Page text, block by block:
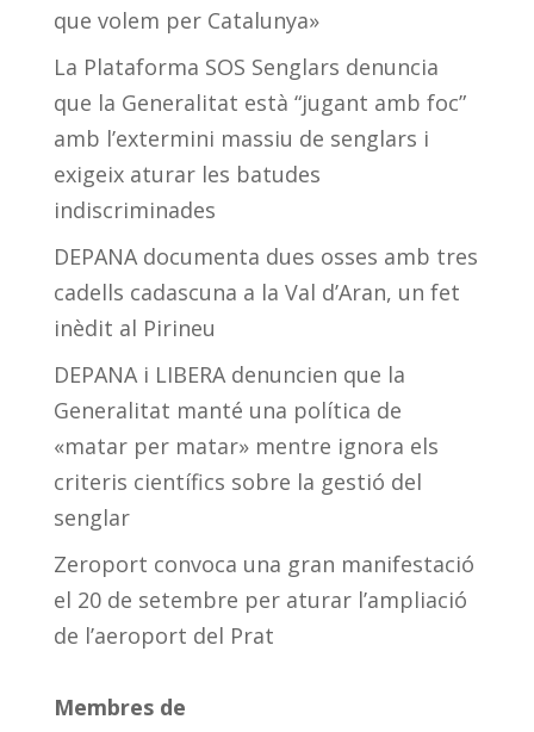
que volem per Catalunya»
La Plataforma SOS Senglars denuncia
que la Generalitat està “jugant amb foc”
amb l’extermini massiu de senglars i
exigeix aturar les batudes
indiscriminades
DEPANA documenta dues osses amb tres
cadells cadascuna a la Val d’Aran, un fet
inèdit al Pirineu
DEPANA i LIBERA denuncien que la
Generalitat manté una política de
«matar per matar» mentre ignora els
criteris científics sobre la gestió del
senglar
Zeroport convoca una gran manifestació
el 20 de setembre per aturar l’ampliació
de l’aeroport del Prat
Membres de